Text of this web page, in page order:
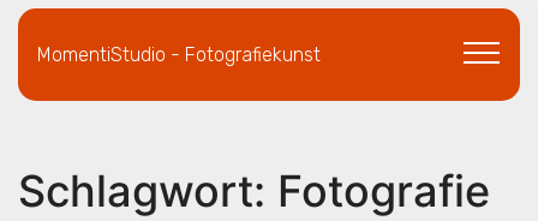
MomentiStudio - Fotografiekunst
Schlagwort: Fotografie